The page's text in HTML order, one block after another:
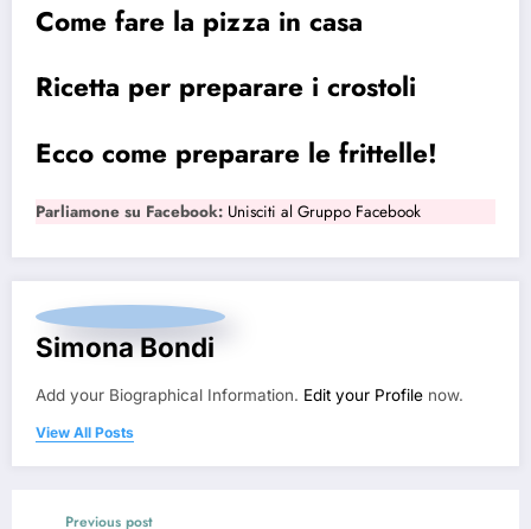
Come fare la pizza in casa
Ricetta per preparare i crostoli
Ecco come preparare le frittelle!
Parliamone su Facebook: Unisciti al Gruppo Facebook
Simona Bondi
Add your Biographical Information. Edit your Profile now.
View All Posts
Previous post